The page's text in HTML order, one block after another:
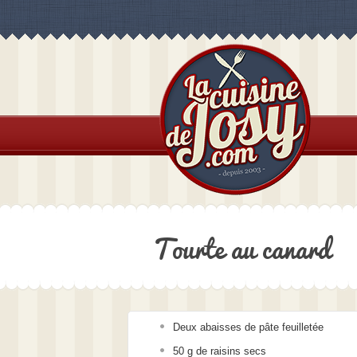
Tourte au canard
Deux abaisses de pâte feuilletée
50 g de raisins secs